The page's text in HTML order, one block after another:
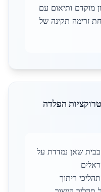
מוקדם ותיאום עם
זרימה תקינה של
הפלדה
בבית שאן נמדדת על
ריתוך